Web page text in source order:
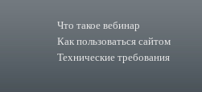
Что такое вебинар
Как пользоваться сайтом
Технические требования